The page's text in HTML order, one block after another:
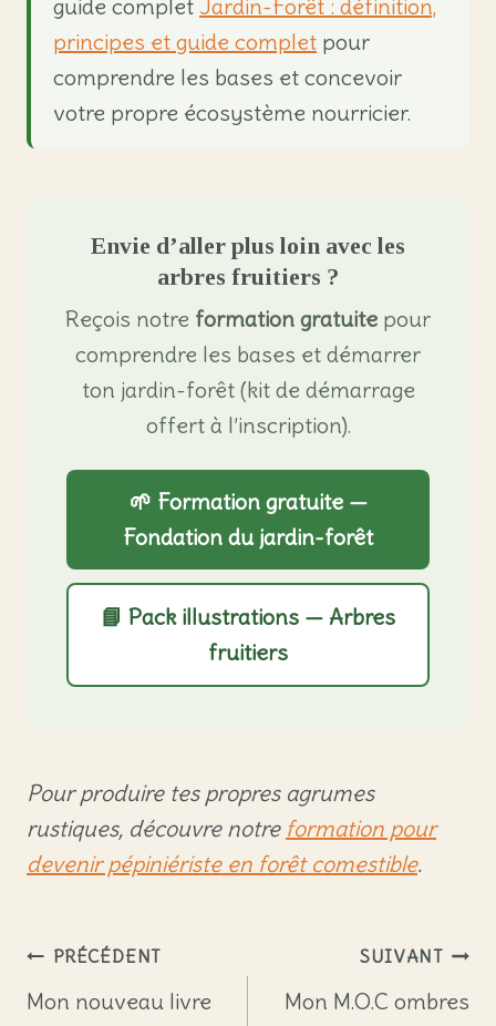
guide complet Jardin-Forêt : définition,
principes et guide complet pour
comprendre les bases et concevoir
votre propre écosystème nourricier.
Envie d’aller plus loin avec les
arbres fruitiers ?
Reçois notre formation gratuite pour
comprendre les bases et démarrer
ton jardin-forêt (kit de démarrage
offert à l’inscription).
🌱 Formation gratuite —
Fondation du jardin-forêt
📘 Pack illustrations — Arbres
fruitiers
Pour produire tes propres agrumes
rustiques, découvre notre formation pour
devenir pépiniériste en forêt comestible.
Navigation
de
PRÉCÉDENT
Mon nouveau livre
SUIVANT
Mon M.O.C ombres